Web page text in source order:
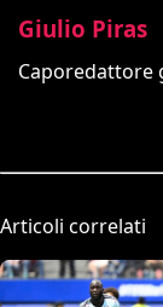
Giulio Piras
Caporedattore
Articoli correlati